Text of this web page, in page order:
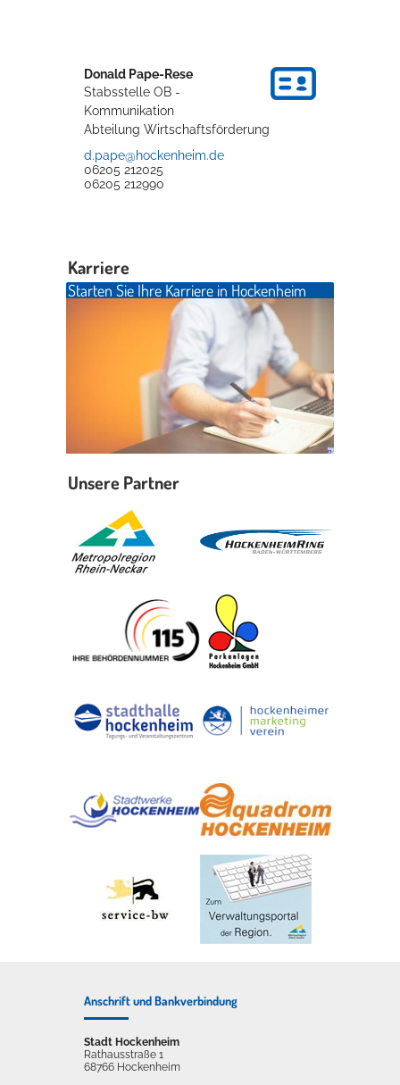
Spaß unter prickelnden Wasserfällen, das rauschende Meer im
Wellenbecken oder doch lieber die pure Entspannung auf der
Sprudelliege im Solebecken?
Donald Pape-Rese
Stabsstelle OB -
Kommunikation
Abteilung Wirtschaftsförderung
d.pape@hockenheim.de
06205 212025
06205 212990
Karriere
Starten Sie Ihre Karriere in Hockenheim
Unsere Partner
Anschrift und Bankverbindung
Stadt Hockenheim
Rathausstraße 1
68766 Hockenheim